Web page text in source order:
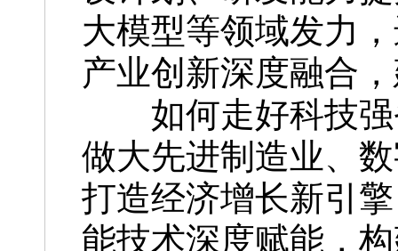
大模型等领域发力
产业创新深度融合
如何走好科技强
做大先进制造业、
打造经济增长新引
能技术深度赋能，